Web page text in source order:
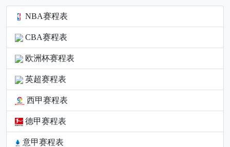
NBA赛程表
CBA赛程表
欧洲杯赛程表
英超赛程表
西甲赛程表
德甲赛程表
意甲赛程表